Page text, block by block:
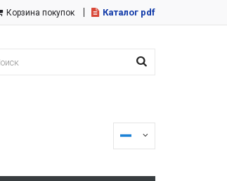
Корзина покупок Каталог pdf